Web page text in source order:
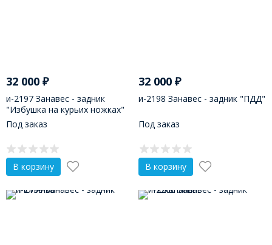
32 000 ₽
и-2197 Занавес - задник
"Избушка на курьих ножках"
Под заказ
В корзину
32 000₽
и-2198 Занавес - задник "ПДД"
Под заказ
В корзину